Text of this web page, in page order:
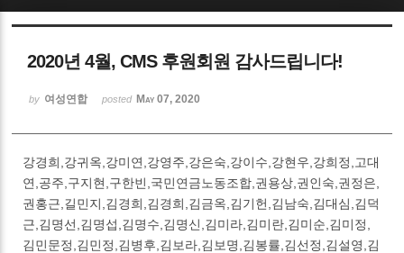
2020년 4월, CMS 후원회원 감사드립니다!
by 여성연합 posted May 07, 2020
강경희,강귀옥,강미연,강영주,강은숙,강이수,강현우,강희정,고대
연,공주,구지현,구한빈,국민연금노동조합,권용상,권인숙,권정은,
권홍근,길민지,김경희,김경희,김금옥,김기헌,김남숙,김대심,김덕
근,김명선,김명섭,김명수,김명신,김미라,김미란,김미순,김미정,
김민문정,김민정,김병후,김보라,김보명,김봉률,김선정,김설영,김
Sketchbook5, 스케치북5
Sketchbook5, 스케치북5